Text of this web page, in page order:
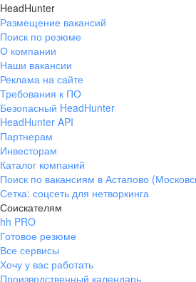
HeadHunter
Размещение вакансий
Поиск по резюме
О компании
Наши вакансии
Реклама на сайте
Требования к ПО
Безопасный HeadHunter
HeadHunter API
Партнерам
Инвесторам
Каталог компаний
Поиск по вакансиям в Астапово
Сетка: соцсеть для нетворкинга
Соискателям
hh PRO
Готовое резюме
Все сервисы
Хочу у вас работать
Производственный календарь